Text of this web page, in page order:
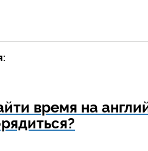
время на